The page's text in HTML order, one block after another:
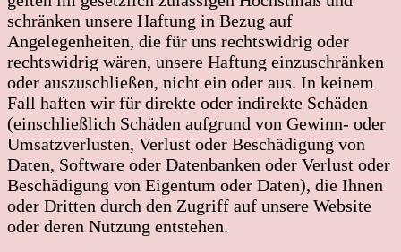
schränken unsere Haftung in Bezug auf
Angelegenheiten, die für uns rechtswidrig oder
rechtswidrig wären, unsere Haftung einzuschränken
oder auszuschließen, nicht ein oder aus. In keinem
Fall haften wir für direkte oder indirekte Schäden
(einschließlich Schäden aufgrund von Gewinn- oder
Umsatzverlusten, Verlust oder Beschädigung von
Daten, Software oder Datenbanken oder Verlust oder
Beschädigung von Eigentum oder Daten), die Ihnen
oder Dritten durch den Zugriff auf unsere Website
oder deren Nutzung entstehen.